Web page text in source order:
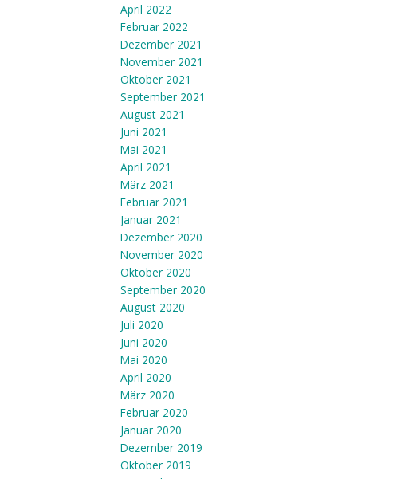
April 2022
Februar 2022
Dezember 2021
November 2021
Oktober 2021
September 2021
August 2021
Juni 2021
Mai 2021
April 2021
März 2021
Februar 2021
Januar 2021
Dezember 2020
November 2020
Oktober 2020
September 2020
August 2020
Juli 2020
Juni 2020
Mai 2020
April 2020
März 2020
Februar 2020
Januar 2020
Dezember 2019
Oktober 2019